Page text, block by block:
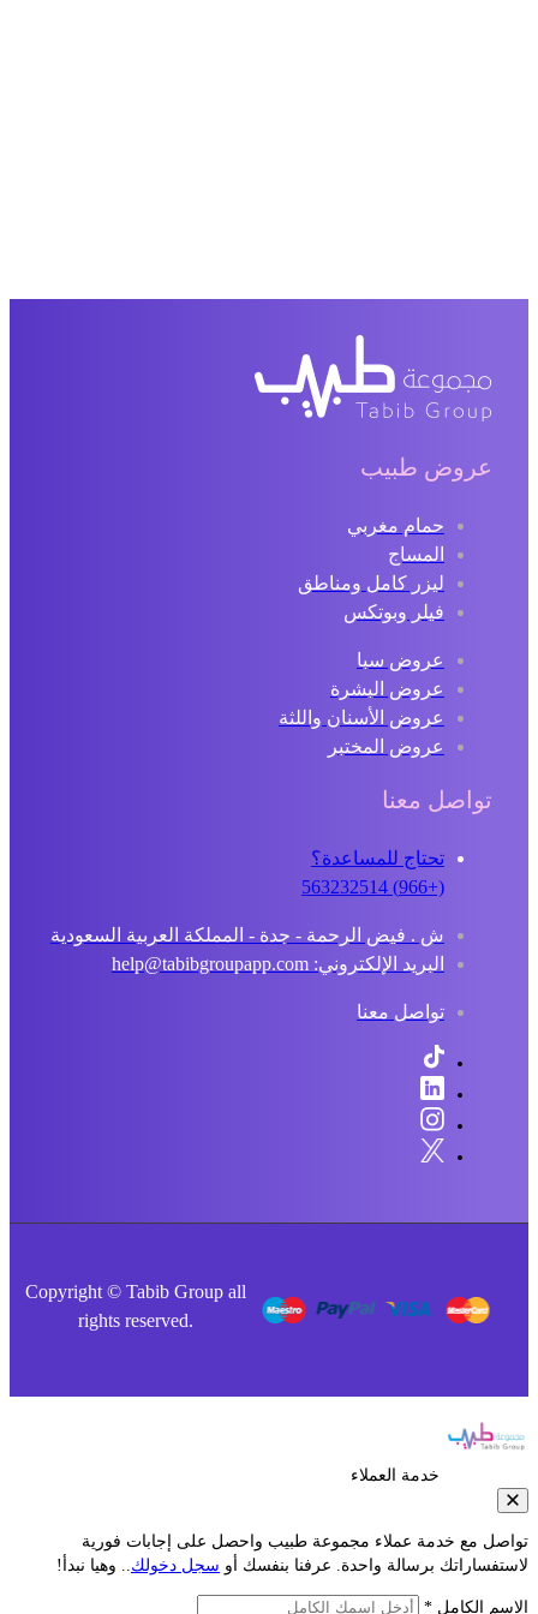
طبيب
حمام مغربي
المساج
ليزر كامل ومناطق
فيلر وبوتكس
عروض سبا
عروض البشرة
عروض الأسنان واللثة
عروض المختبر
معنا
تحتاج للمساعدة؟
ش . فيض الرحمة - جدة - المملكة العربية السعودية
البريد الإلكتروني: help@tabibgroupapp.com
تواصل معنا
Copyright © Tabib Group all
rights reserved.
خدمة العملاء
خدمة عملاء مجموعة طبيب واحصل على إجابات فورية
برسالة واحدة. عرفنا بنفسك أوسجل دخولك .. وهيا نبدأ!
*